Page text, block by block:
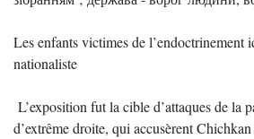
Les enfants victimes de l’endoctrinement
nationaliste
L’exposition fut la cible d’attaques de la
d’extrême droite, qui accusèrent